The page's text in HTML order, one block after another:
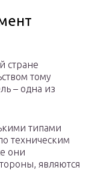
стране
тому
– одна из
типами
техническим
они
являются